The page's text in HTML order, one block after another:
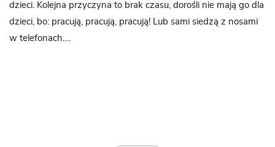
dzieci. Kolejna przyczyna to brak czasu, dorośli nie mają go dla
dzieci, bo: pracują, pracują, pracują! Lub sami siedzą z nosami
w telefonach….